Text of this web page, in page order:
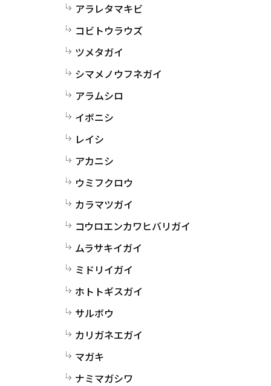
アラレタマキビ
コビトウラウズ
ツメタガイ
シマメノウフネガイ
アラムシロ
イボニシ
レイシ
アカニシ
ウミフクロウ
カラマツガイ
コウロエンカワヒバリガイ
ムラサキイガイ
ミドリイガイ
ホトトギスガイ
サルボウ
カリガネエガイ
マガキ
ナミマガシワ